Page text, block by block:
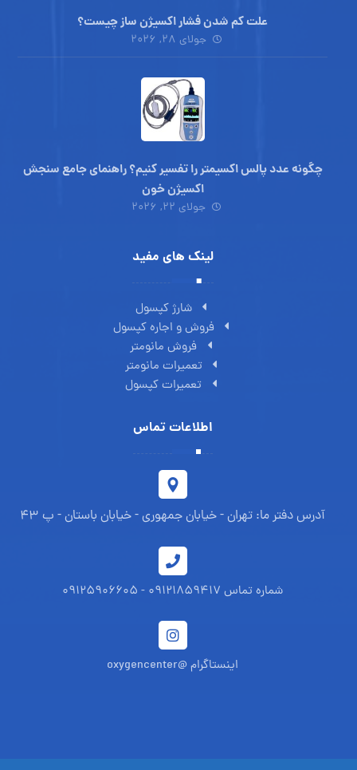
علت کم شدن فشار اکسیژن ساز چیست؟
جولای ۲۸, ۲۰۲۶
چگونه عدد پالس اکسیمتر را تفسیر کنیم؟ راهنمای جامع سنجش
اکسیژن خون
جولای ۲۲, ۲۰۲۶
لینک های مفید
شارژ کپسول
فروش و اجاره کپسول
فروش مانومتر
تعمیرات مانومتر
تعمیرات کپسول
اطلاعات تماس
آدرس دفتر ما: تهران - خیابان جمهوری - خیابان باستان - پ 43
شماره تماس 09121859417 - 09125906605
اینستاگرام @oxygencenter